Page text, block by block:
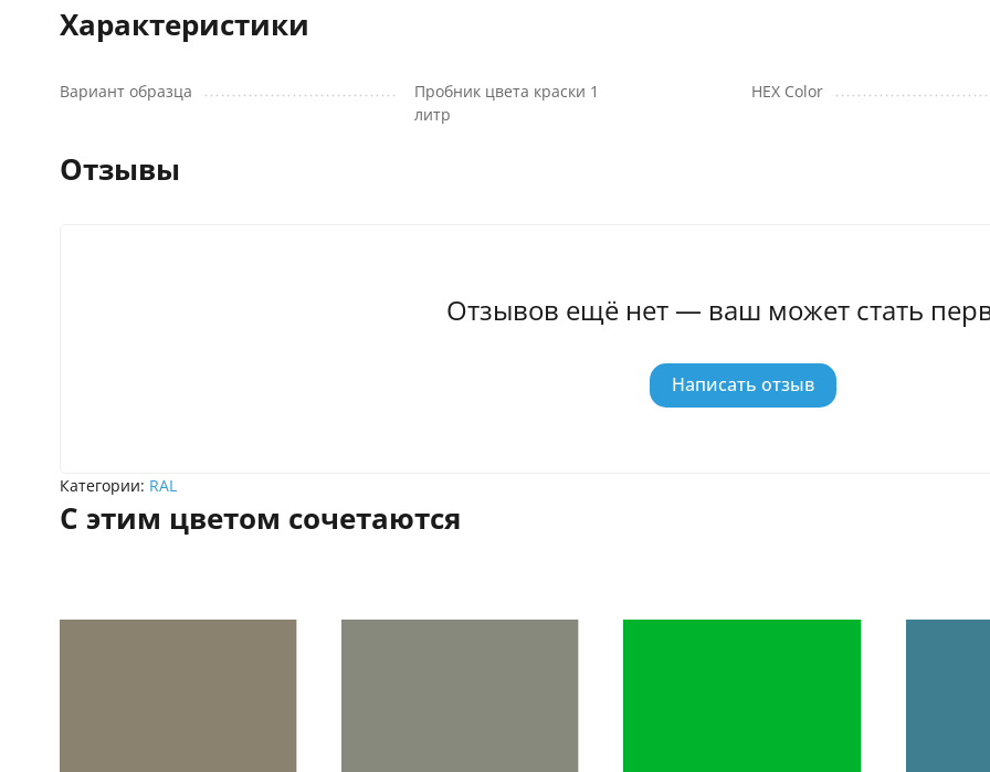
Характеристики
Вариант образца
Пробник цвета краски 1
литр
HEX Color
Отзывы
Отзывов ещё нет — ваш может стать
Написать отзыв
Категории: RAL
С этим цветом сочетаются